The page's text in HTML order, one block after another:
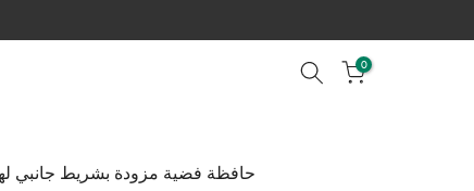
0
حافظة فضية مزودة بشريط جانبي لهاتف 16